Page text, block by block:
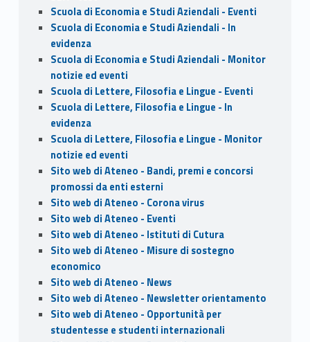
Scuola di Economia e Studi Aziendali - Eventi
Scuola di Economia e Studi Aziendali - In
evidenza
Scuola di Economia e Studi Aziendali - Monitor
notizie ed eventi
Scuola di Lettere, Filosofia e Lingue - Eventi
Scuola di Lettere, Filosofia e Lingue - In
evidenza
Scuola di Lettere, Filosofia e Lingue - Monitor
notizie ed eventi
Sito web di Ateneo - Bandi, premi e concorsi
promossi da enti esterni
Sito web di Ateneo - Corona virus
Sito web di Ateneo - Eventi
Sito web di Ateneo - Istituti di Cutura
Sito web di Ateneo - Misure di sostegno
economico
Sito web di Ateneo - News
Sito web di Ateneo - Newsletter orientamento
Sito web di Ateneo - Opportunità per
studentesse e studenti internazionali